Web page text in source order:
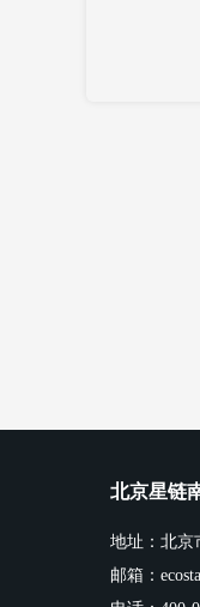
北京星链
地址：北京
邮箱：